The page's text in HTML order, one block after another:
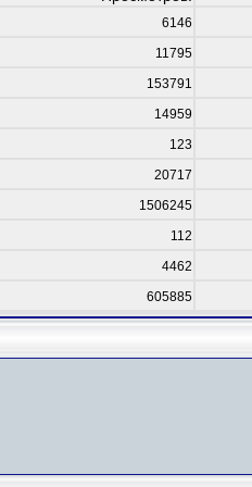
6146
11795
153791
14959
123
20717
1506245
112
4462
605885